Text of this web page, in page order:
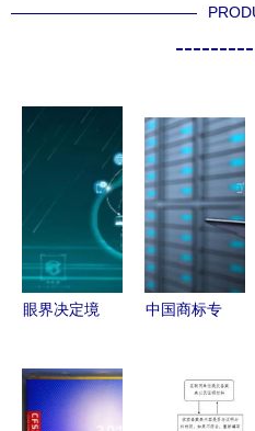
眼界决定境
定远方——
在互联互通
中国商标专
会首次启动